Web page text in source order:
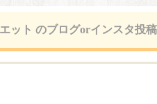
ット のブログorインスタ投